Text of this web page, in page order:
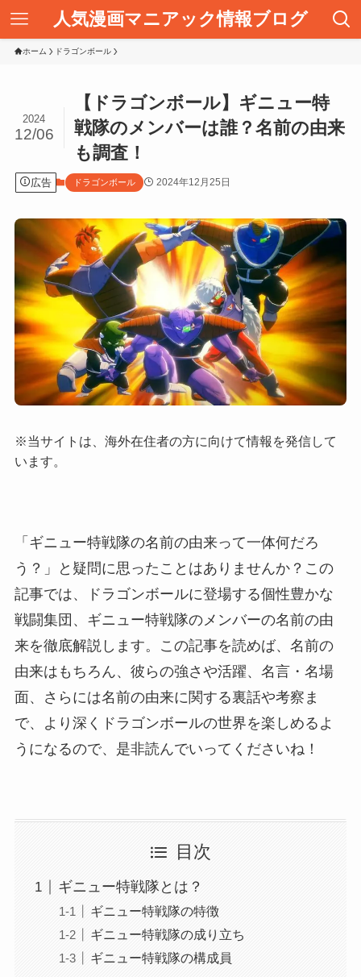
人気漫画マニアック情報ブログ
ホーム ドラゴンボール
【ドラゴンボール】ギニュー特
戦隊のメンバーは誰？名前の由来
も調査！
2024
12/06
広告 ドラゴンボール 2024年12月25日
※当サイトは、海外在住者の方に向けて情報を発信して
います。
「ギニュー特戦隊の名前の由来って一体何だろ
う？」と疑問に思ったことはありませんか？この
記事では、ドラゴンボールに登場する個性豊かな
戦闘集団、ギニュー特戦隊のメンバーの名前の由
来を徹底解説します。この記事を読めば、名前の
由来はもちろん、彼らの強さや活躍、名言・名場
面、さらには名前の由来に関する裏話や考察ま
で、より深くドラゴンボールの世界を楽しめるよ
うになるので、是非読んでいってくださいね！
目次
ギニュー特戦隊とは？
ギニュー特戦隊の特徴
ギニュー特戦隊の成り立ち
ギニュー特戦隊の構成員